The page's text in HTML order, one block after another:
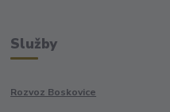
Služby
Rozvoz Boskovice